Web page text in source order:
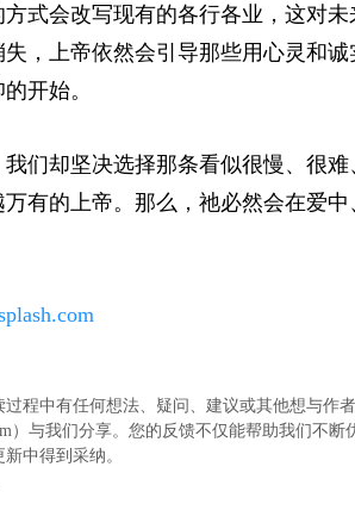
式会改写现有的各行各业，这对
，上帝依然会引导那些用心灵和
开始。
们却坚决选择那条看似很慢、很
有的上帝。那么，祂必然会在爱
程中有任何想法、疑问、建议或其他想与作
）与我们分享。您的反馈不仅能帮助我们不
中得到采纳。